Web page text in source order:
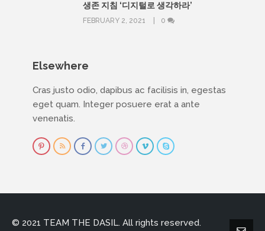
생존 지침 ‘디지털로 생각하라’
FEBRUARY 2, 2021 0
Elsewhere
Cras justo odio, dapibus ac facilisis in, egestas
eget quam. Integer posuere erat a ante
venenatis.
© 2021 TEAM THE DASIL. All rights reserved.